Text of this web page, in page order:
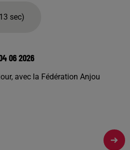
sec)
06 2026
avec la Fédération Anjou